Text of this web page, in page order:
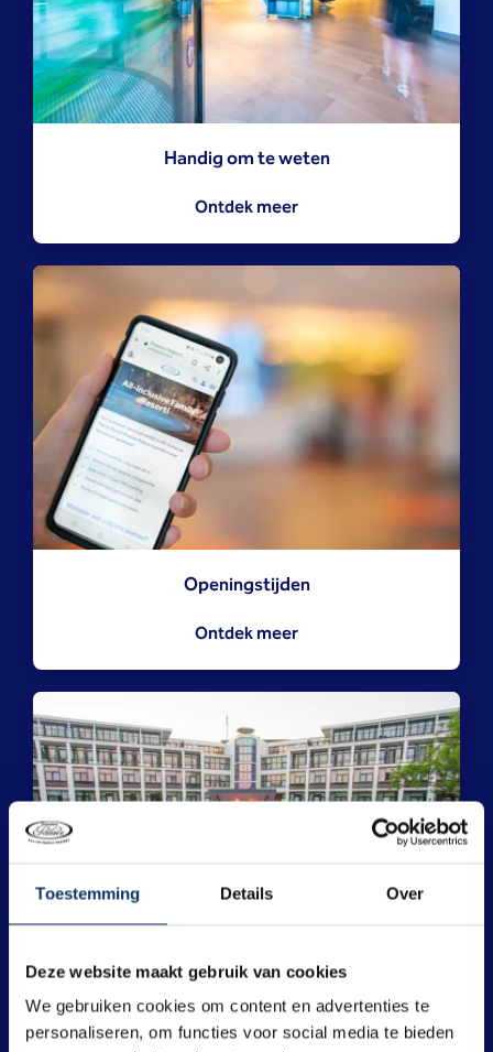
Toestemming Details Over
Deze website maakt gebruik van cookies
We gebruiken cookies om content en advertenties te
personaliseren, om functies voor social media te bieden
Handig om te weten
Ontdek meer
Openingstijden
Ontdek meer
Plattegrond